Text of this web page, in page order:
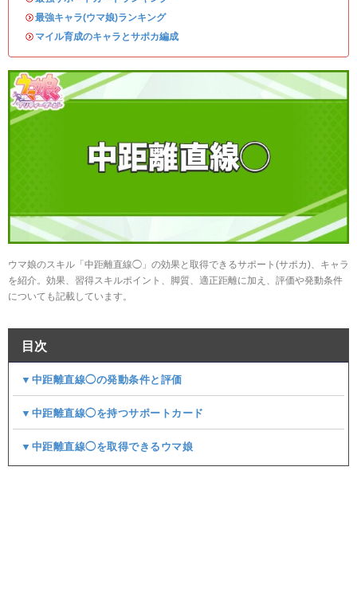
・最強キャラ(ウマ娘)ランキング
・ マイル育成のキャラとサポカ編成
ウマ娘のスキル「中距離直線◯」の効果と取得できるサポート(サポカ)、キャラ
を紹介。効果、習得スキルポイント、脚質、適正距離に加え、評価や発動条件
についても記載しています。
目次
▼中距離直線◯の発動条件と評価
▼中距離直線◯を持つサポートカード
▼中距離直線◯を取得できるウマ娘